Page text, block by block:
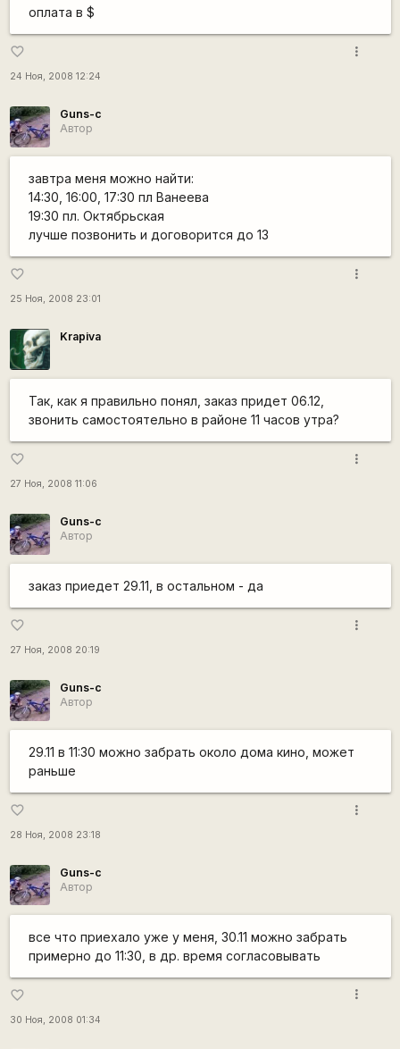
оплата в $
favorite_border
24 Ноя, 2008 12:24
more_vert
Guns-c
Автор
завтра меня можно найти:
14:30, 16:00, 17:30 пл Ванеева
19:30 пл. Октябрьская
лучше позвонить и договорится до 13
favorite_border
25 Ноя, 2008 23:01
more_vert
Krapiva
Так, как я правильно понял, заказ придет 06.12,
звонить самостоятельно в районе 11 часов утра?
favorite_border
27 Ноя, 2008 11:06
more_vert
Guns-c
Автор
заказ приедет 29.11, в остальном - да
favorite_border
27 Ноя, 2008 20:19
more_vert
Guns-c
Автор
29.11 в 11:30 можно забрать около дома кино, может
раньше
favorite_border
28 Ноя, 2008 23:18
more_vert
Guns-c
Автор
все что приехало уже у меня, 30.11 можно забрать
примерно до 11:30, в др. время согласовывать
favorite_border
30 Ноя, 2008 01:34
more_vert